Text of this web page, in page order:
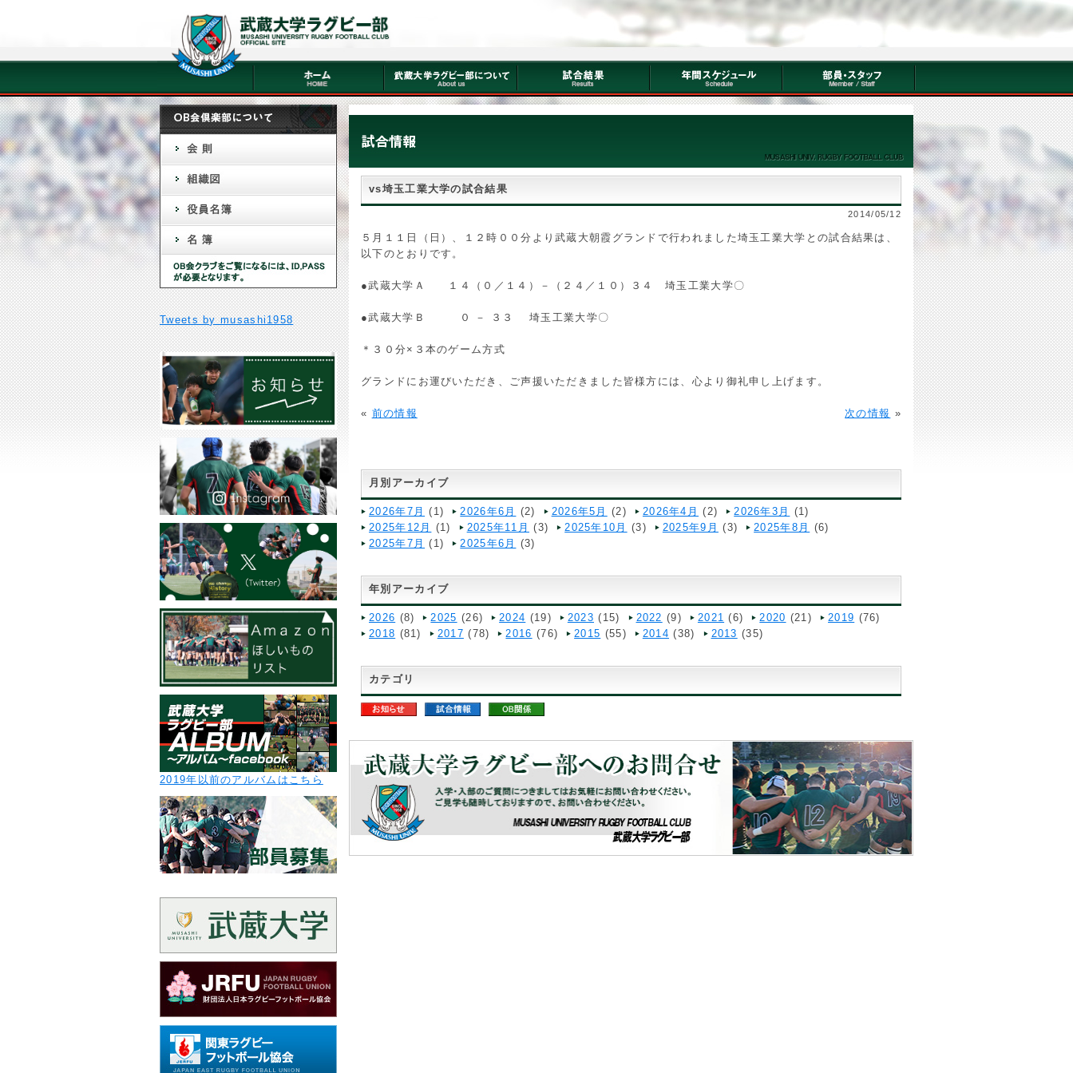
vs埼玉工業大学の試合結果
2014/05/12
５月１１日（日）、１２時００分より武蔵大朝霞グランドで行われました埼玉工業大学との試合結果は、
以下のとおりです。
●武蔵大学Ａ １４（０／１４）－（２４／１０）３４ 埼玉工業大学〇
●武蔵大学Ｂ ０ － ３３ 埼玉工業大学〇
＊３０分×３本のゲーム方式
グランドにお運びいただき、ご声援いただきました皆様方には、心より御礼申し上げます。
« 前の情報 次の情報 »
月別アーカイブ
2026年7月 (1) 2026年6月 (2) 2026年5月 (2) 2026年4月 (2) 2026年3月
(1)
2025年12月
(1) 2025年11月 (3) 2025年10月 (3) 2025年9月 (3) 2025年8月
(6)
2025年7月 (1) 2025年6月 (3)
年別アーカイブ
2026 (8) 2025 (26) 2024 (19) 2023 (15) 2022 (9) 2021 (6) 2020 (21) 2019 (76)
2018 (81) 2017 (78) 2016 (76) 2015 (55) 2014 (38) 2013 (35)
カテゴリ
Tweets by musashi1958
2019年以前のアルバムはこちら